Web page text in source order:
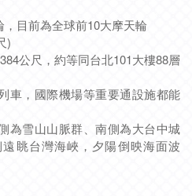
目前為全球前10大摩天輪
)
公尺，約等同台北101大樓88層
車，國際機場等重要通設施都能
為雪山山脈群、南側為大台中城
眺台灣海峽，夕陽倒映海面波